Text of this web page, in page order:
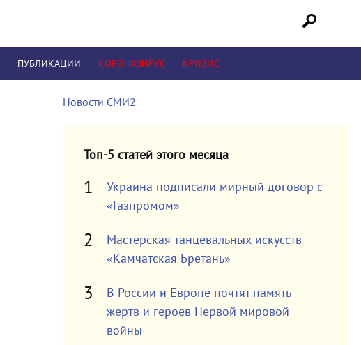
ПУБЛИКАЦИИ КОРОНАВИРУС КРИЗИС
Новости СМИ2
Топ-5 статей этого месяца
Украина подписали мирный договор с
«Газпромом»
Мастерская танцевальных искусств
«Камчатская Бретань»
В России и Европе почтят память
жертв и героев Первой мировой
войны